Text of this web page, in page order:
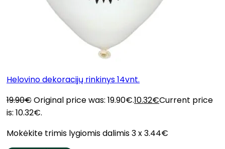
Helovino dekoracijų rinkinys 14vnt.
19.90€Original price was: 19.90€.10.32€Current price
is: 10.32€.
Mokėkite trimis lygiomis dalimis 3 x 3.44€